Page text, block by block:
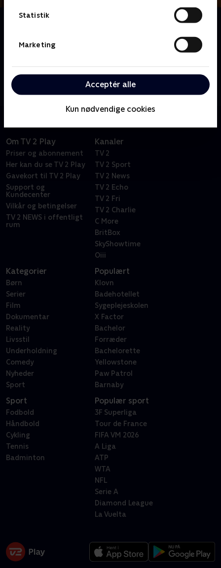
Statistik
Marketing
Acceptér alle
Kun nødvendige cookies
Om Masha og bjørnen
ELSKER dyr. Desværre elsker dyr bare ikke Mashas
har pels, og han er omtrent fem gange så stor som
Masha!
Om TV 2 Play
Priser og abonnement
Her kan du se TV 2 Play
Gavekort til TV 2 Play
Support og
Kundecenter
Vilkår og betingelser
TV 2 NEWS i offentligt
rum
Kanaler
TV 2
TV 2 Sport
TV 2 News
TV 2 Echo
TV 2 Fri
TV 2 Charlie
C More
BritBox
SkyShowtime
Oiii
Kategorier
Børn
Serier
Film
Dokumentar
Reality
Livsstil
Underholdning
Comedy
Nyheder
Sport
Populært
Klovn
Badehotellet
Sygeplejeskolen
X Factor
Bachelor
Forræder
Bachelorette
Yellowstone
Paw Patrol
Barnaby
Sport
Fodbold
Håndbold
Cykling
Tennis
Badminton
Populær sport
3F Superliga
Tour de France
FIFA VM 2026
A Liga
ATP
WTA
NFL
Serie A
Diamond League
La Vuelta